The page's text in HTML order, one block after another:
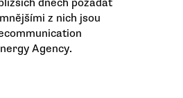
dnech požádat
z nich jsou
Agency.